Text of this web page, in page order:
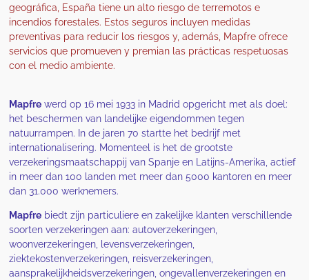
geográfica, España tiene un alto riesgo de terremotos e
incendios forestales. Estos seguros incluyen medidas
preventivas para reducir los riesgos y, además, Mapfre ofrece
servicios que promueven y premian las prácticas respetuosas
con el medio ambiente.
Mapfrewerd op 16 mei 1933 in Madrid opgericht met als doel:
het beschermen van landelijke eigendommen tegen
natuurrampen. In de jaren 70 startte het bedrijf met
internationalisering. Momenteel is het de grootste
verzekeringsmaatschappij van Spanje en Latijns-Amerika, actief
in meer dan 100 landen met meer dan 5000 kantoren en meer
dan 31.000 werknemers.
Mapfrebiedt zijn particuliere en zakelijke klanten verschillende
soorten verzekeringen aan: autoverzekeringen,
woonverzekeringen, levensverzekeringen,
ziektekostenverzekeringen, reisverzekeringen,
aansprakelijkheidsverzekeringen, ongevallenverzekeringen en